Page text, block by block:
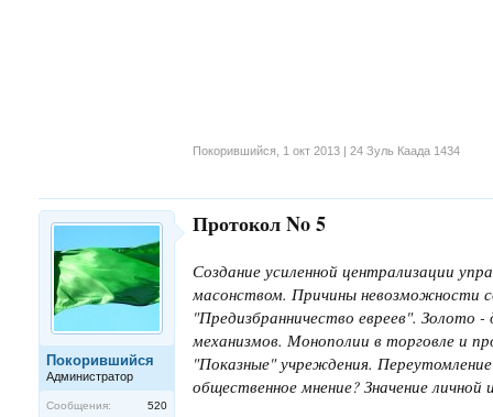
Покорившийся 1 окт 2013 | 24 Зуль Каада 1434
Покорившийся
Администратор
Сообщения:
520
Протокол No 5
Создание усиленной централизации
масонством. Причины невозможности
"Предизбранничество евреев". Золото -
механизмов. Монополии в торговле и
"Показные" учреждения.
общественное мнение? Значение